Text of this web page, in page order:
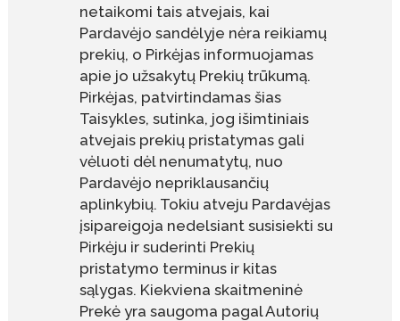
netaikomi tais atvejais, kai
Pardavėjo sandėlyje nėra reikiamų
prekių, o Pirkėjas informuojamas
apie jo užsakytų Prekių trūkumą.
Pirkėjas, patvirtindamas šias
Taisykles, sutinka, jog išimtiniais
atvejais prekių pristatymas gali
vėluoti dėl nenumatytų, nuo
Pardavėjo nepriklausančių
aplinkybių. Tokiu atveju Pardavėjas
įsipareigoja nedelsiant susisiekti su
Pirkėju ir suderinti Prekių
pristatymo terminus ir kitas
sąlygas. Kiekviena skaitmeninė
Prekė yra saugoma pagal Autorių